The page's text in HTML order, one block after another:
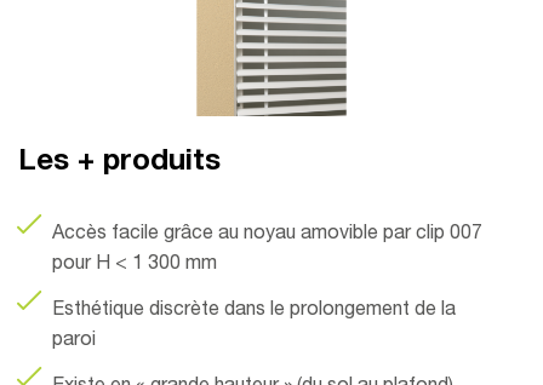
Les + produits
Accès facile grâce au noyau amovible par clip 007
pour H < 1 300 mm
Esthétique discrète dans le prolongement de la
paroi